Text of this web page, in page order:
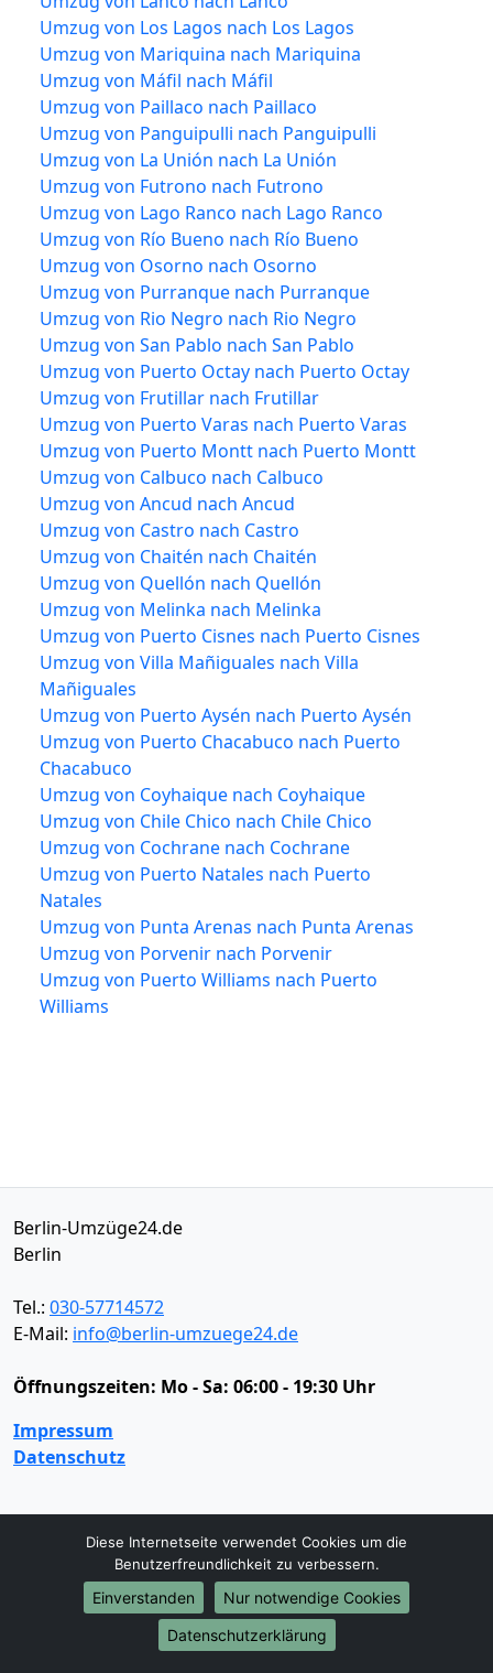
Umzug von Los Lagos nach Los Lagos
Umzug von Mariquina nach Mariquina
Umzug von Máfil nach Máfil
Umzug von Paillaco nach Paillaco
Umzug von Panguipulli nach Panguipulli
Umzug von La Unión nach La Unión
Umzug von Futrono nach Futrono
Umzug von Lago Ranco nach Lago Ranco
Umzug von Río Bueno nach Río Bueno
Umzug von Osorno nach Osorno
Umzug von Purranque nach Purranque
Umzug von Rio Negro nach Rio Negro
Umzug von San Pablo nach San Pablo
Umzug von Puerto Octay nach Puerto Octay
Umzug von Frutillar nach Frutillar
Umzug von Puerto Varas nach Puerto Varas
Umzug von Puerto Montt nach Puerto Montt
Umzug von Calbuco nach Calbuco
Umzug von Ancud nach Ancud
Umzug von Castro nach Castro
Umzug von Chaitén nach Chaitén
Umzug von Quellón nach Quellón
Umzug von Melinka nach Melinka
Umzug von Puerto Cisnes nach Puerto Cisnes
Umzug von Villa Mañiguales nach Villa
Mañiguales
Umzug von Puerto Aysén nach Puerto Aysén
Umzug von Puerto Chacabuco nach Puerto
Chacabuco
Umzug von Coyhaique nach Coyhaique
Umzug von Chile Chico nach Chile Chico
Umzug von Cochrane nach Cochrane
Umzug von Puerto Natales nach Puerto
Natales
Umzug von Punta Arenas nach Punta Arenas
Umzug von Porvenir nach Porvenir
Umzug von Puerto Williams nach Puerto
Williams
Berlin-Umzüge24.de
Berlin
Tel.: 030-57714572
E-Mail: info@berlin-umzuege24.de
Öffnungszeiten: Mo - Sa: 06:00 - 19:30 Uhr
Impressum
Datenschutz
Umzugsservice
Umzugsservice Behördenumzug
Büroumzug
Fernumzug
Firmenumzug
Laborumzug
Praxisumzug
Privatumzug
Studentenumzug
Beiladung
Diese Internetseite verwendet Cookies um die
Benutzerfreundlichkeit zu verbessern.
Einverstanden
Nur notwendige Cookies
Datenschutzerklärung